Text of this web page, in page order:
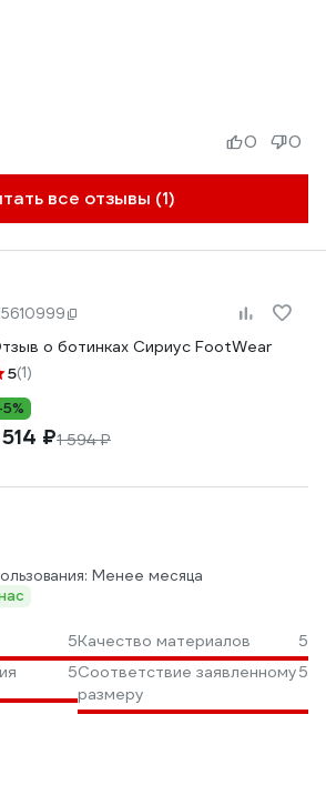
все отзывы (1)
0 0
о ботинках Сириус FootWear
5(1)
514 ₽1 594 ₽
Менее месяца
5Качество материалов
5
5Соответствие заявленному
размеру
5